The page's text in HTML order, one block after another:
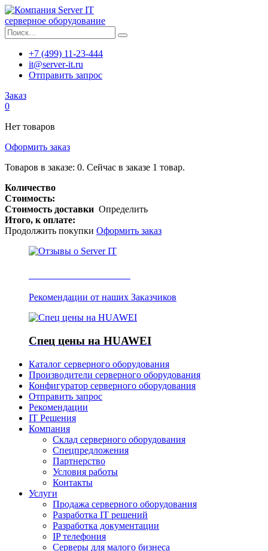
серверное оборудование
+7 (499) 11-23-444
it@server-it.ru
Отправить запрос
Заказ
0
Нет товаров
Оформить заказ
Товаров в заказе: 0. Сейчас в заказе 1 товар.
Количество
Стоимость:
Стоимость доставки Определить
Итого, к оплате:
Продолжить покупки Оформить заказ
Рекомендации от наших Заказчиков
Спец цены на HUAWEI
Каталог серверного оборудования
Производители серверного оборудования
Конфигуратор серверного оборудования
Отправить запрос
Рекомендации
IT Решения
Компания
Склад серверного оборудования
Спецпредложения
Партнерство
Условия работы
Контакты
Услуги
Продажа серверного оборудования
Разработка IT решений
Разработка документации
IP телефония
Серверы для малого бизнеса